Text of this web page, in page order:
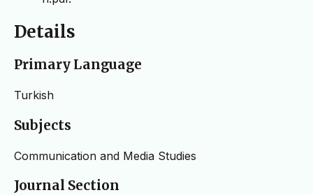
Details
Primary Language
Turkish
Subjects
Communication and Media Studies
Journal Section